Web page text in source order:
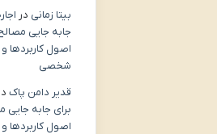
بیتا زمانی در
جابه جایی
اصول کاربردها
شخصی
قدیر دامن پاک
برای جابه جایی
اصول کاربردها